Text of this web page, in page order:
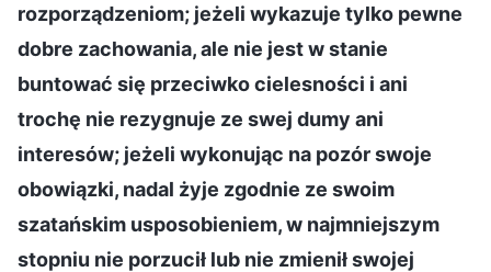
rozporządzeniom; jeżeli wykazuje tylko pewne
dobre zachowania, ale nie jest w stanie
buntować się przeciwko cielesności i ani
trochę nie rezygnuje ze swej dumy ani
interesów; jeżeli wykonując na pozór swoje
obowiązki, nadal żyje zgodnie ze swoim
szatańskim usposobieniem, w najmniejszym
stopniu nie porzucił lub nie zmienił swojej